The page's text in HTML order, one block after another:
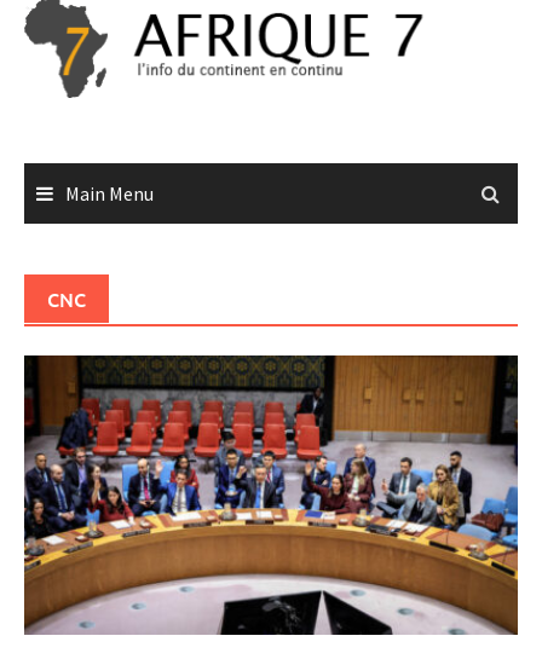
Skip
content
Main Menu
CNC